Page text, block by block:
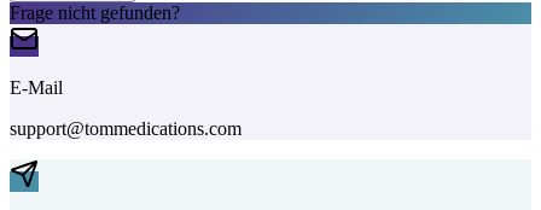
Frage nicht gefunden?
E-Mail
support@tommedications.com